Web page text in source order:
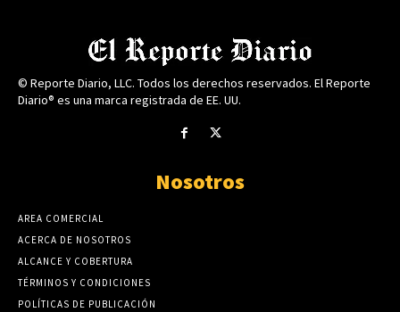
© Reporte Diario, LLC. Todos los derechos reservados. El Reporte
Diario® es una marca registrada de EE. UU.
Nosotros
AREA COMERCIAL
ACERCA DE NOSOTROS
ALCANCE Y COBERTURA
TÉRMINOS Y CONDICIONES
POLÍTICAS DE PUBLICACIÓN